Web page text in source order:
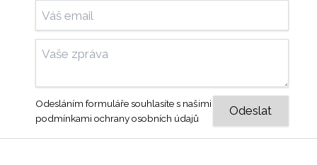
Odesláním formuláře souhlasíte s našimi
podmínkami ochrany osobních údajů